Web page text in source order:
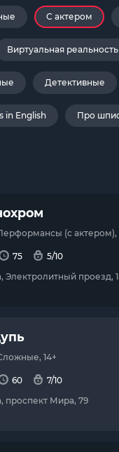
С актером
Виртуальная реальность
Детективные
in English Про
(с актером),
75
5/10
Электролитный проезд,
14+
60
7/10
проспект Мира, 79